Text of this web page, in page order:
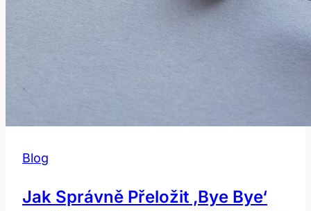
Blog
Jak Správně Přeložit ‚bye Bye‘